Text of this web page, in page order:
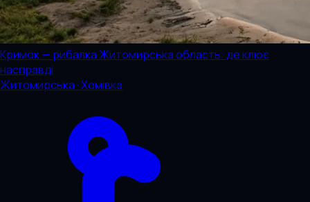
Кримок — рибалка Житомирська область: де клює
насправді
Житомирська · Хомівка